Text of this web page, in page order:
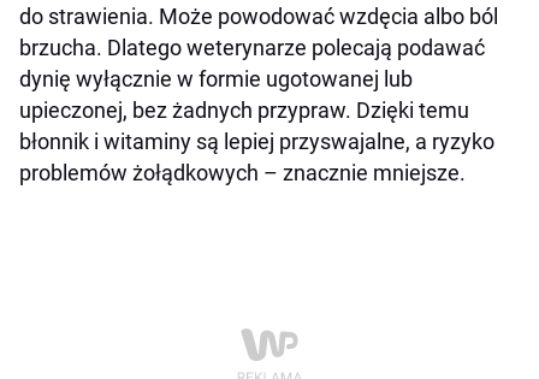
do strawienia. Może powodować wzdęcia albo ból
brzucha. Dlatego weterynarze polecają podawać
dynię wyłącznie w formie ugotowanej lub
upieczonej, bez żadnych przypraw. Dzięki temu
błonnik i witaminy są lepiej przyswajalne, a ryzyko
problemów żołądkowych – znacznie mniejsze.